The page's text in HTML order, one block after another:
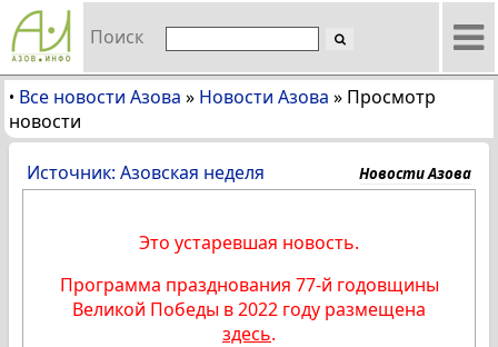
Поиск
• Все новости Азова » Новости Азова » Просмотр
новости
Источник: Азовская неделя Новости Азова
Это устаревшая новость.
Программа празднования 77-й годовщины
Великой Победы в 2022 году размещена
здесь.